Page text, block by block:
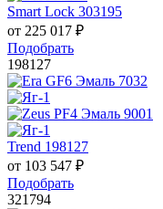
Smart Lock 303195
от 225 017 ₽
Подобрать
198127
Trend 198127
от 103 547 ₽
Подобрать
321794